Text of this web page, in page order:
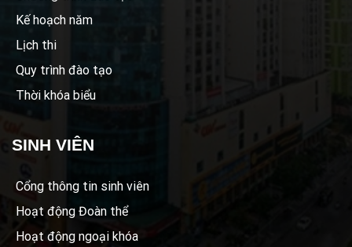
Kế hoạch năm
Lịch thi
Quy trình đào tạo
Thời khóa biểu
SINH VIÊN
Cổng thông tin sinh viên
Hoạt động Đoàn thể
Hoạt động ngoại khóa